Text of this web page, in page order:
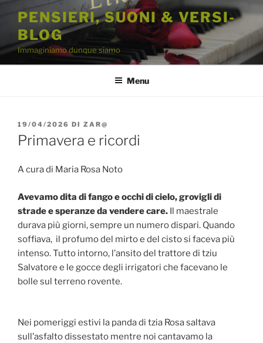
contenuto
PENSIERI, SUONI & VERSI-
BLOG
Immaginiamo dunque siamo
Menu
PUBBLICATO
IL
19/04/2026 DI ZAR@
Primavera e ricordi
A cura di Maria Rosa Noto
Avevamo dita di fango e occhi di cielo, grovigli di
strade e speranze da vendere care. Il maestrale
durava più giorni, sempre un numero dispari. Quando
soffiava, il profumo del mirto e del cisto si faceva più
intenso. Tutto intorno, l’ansito del trattore di tziu
Salvatore e le gocce degli irrigatori che facevano le
bolle sul terreno rovente.
Nei pomeriggi estivi la panda di tzia Rosa saltava
sull’asfalto dissestato mentre noi cantavamo la